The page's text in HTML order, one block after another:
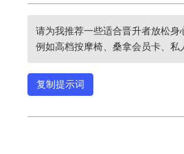
请为我推荐一些适合晋升者放松身
例如高档按摩椅、桑拿会员卡、私
复制提示词